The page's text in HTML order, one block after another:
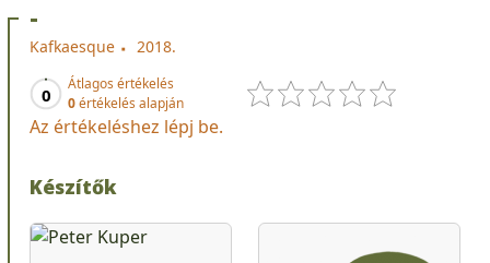
-
Kafkaesque 2018.
0
Átlagos értékelés
0értékelés alapján
Az értékeléshez lépj be.
Készítők